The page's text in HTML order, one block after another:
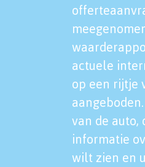
actuele
op een rijtje
van de
informatie
wilt zien en